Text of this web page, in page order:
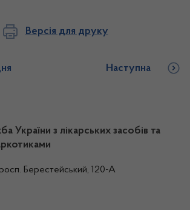
Версія для друку
Наступна
України з лікарських засобів та
Берестейський, 120-А